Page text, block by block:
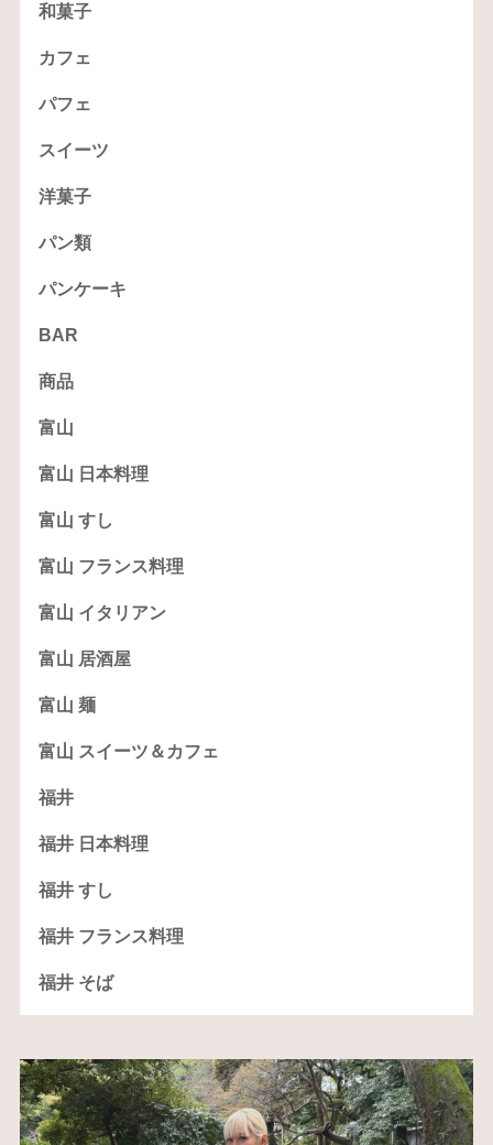
和菓子
カフェ
パフェ
スイーツ
洋菓子
パン類
パンケーキ
BAR
商品
富山
富山 日本料理
富山 すし
富山 フランス料理
富山 イタリアン
富山 居酒屋
富山 麺
富山 スイーツ＆カフェ
福井
福井 日本料理
福井 すし
福井 フランス料理
福井 そば